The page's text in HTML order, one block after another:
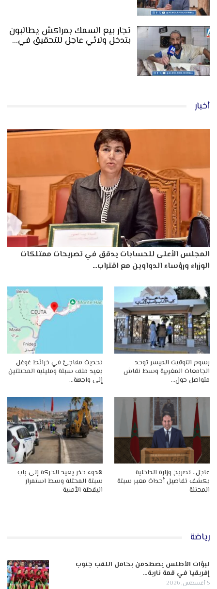
تجار بيع السمك بمراكش يطالبون
بتدخل ولائي عاجل للتحقيق في…
أخبار
المجلس الأعلى للحسابات يدقق في تصريحات ممتلكات
الوزراء ورؤساء الدواوين مع اقتراب…
رسوم التوقيت الميسر توحد
الجامعات المغربية وسط نقاش
متواصل حول…
تحديث مفاجئ في خرائط غوغل
يعيد ملف سبتة ومليلية المحتلتين
إلى واجهة…
عاجل.. تصريح وزارة الداخلية
يكشف تفاصيل أحداث معبر سبتة
المحتلة
هدوء حذر يعيد الحركة إلى باب
سبتة المحتلة وسط استمرار
اليقظة الأمنية
رياضة
لبؤات الأطلس يصطدمن بحامل اللقب جنوب
إفريقيا في قمة نارية…
5 أغسطس, 2026